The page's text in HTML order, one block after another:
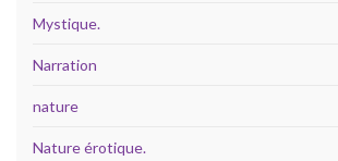
Mystique.
Narration
nature
Nature érotique.